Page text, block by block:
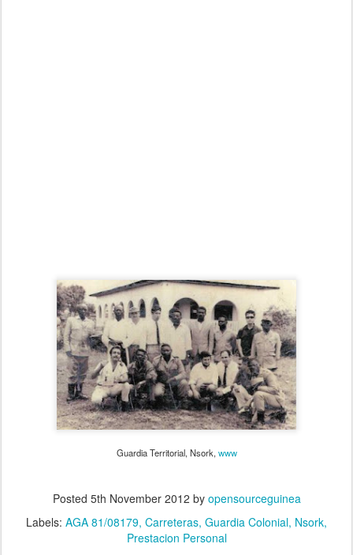
Guardia Territorial, Nsork,www
Posted 5th November 2012 by opensourceguinea
Labels: AGA 81/08179 Carreteras Guardia Colonial Nsork
Prestacion Personal